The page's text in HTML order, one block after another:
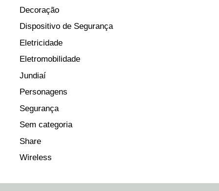
Decoração
Dispositivo de Segurança
Eletricidade
Eletromobilidade
Jundiaí
Personagens
Segurança
Sem categoria
Share
Wireless